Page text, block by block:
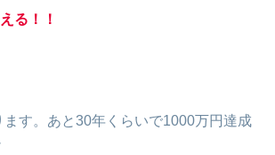
る！！
す。あと30年くらいで1000万円達成